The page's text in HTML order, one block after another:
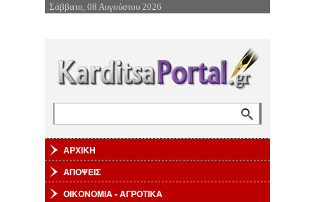
Επιστροφή στην Πλοήγηση
Σάββατο, 08 Αυγούστου 2026
ΑΡΧΙΚΗ
ΑΠΟΨΕΙΣ
ΟΙΚΟΝΟΜΙΑ - ΑΓΡΟΤΙΚΑ